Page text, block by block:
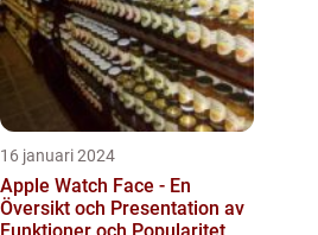
16 januari 2024
Apple Watch Face - En
Översikt och Presentation av